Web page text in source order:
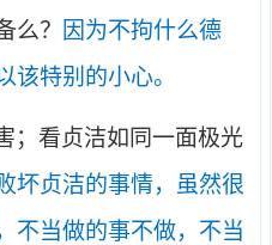
么？
因为不拘什么德
特别的小心。
；看贞洁如同一面极光
坏贞洁的事情，虽然很
不当做的事不做，不当